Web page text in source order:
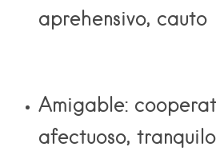
aprehensivo, cauto
Amigable:
afectuoso,